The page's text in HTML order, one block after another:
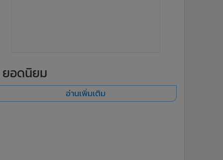
ยอดนิยม
อ่านเพิ่มเติม